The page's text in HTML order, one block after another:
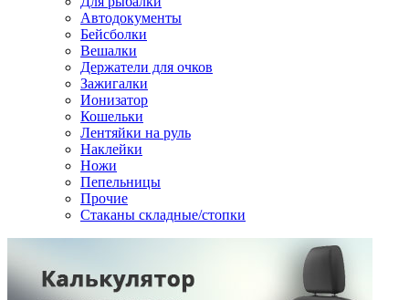
Автодокументы
Бейсболки
Вешалки
Держатели для очков
Зажигалки
Ионизатор
Кошельки
Лентяйки на руль
Наклейки
Ножи
Пепельницы
Прочие
Стаканы складные/стопки